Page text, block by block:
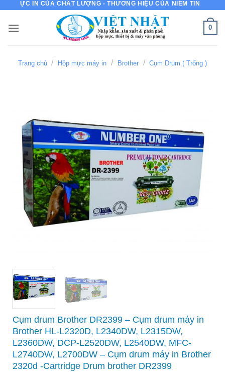
nội
IN CỦA CHẤT LƯỢNG - THƯƠNG HIỆU CỦA NIỀM TIN
0
Trang chủ / Hộp mực máy in / Brother / Cụm Drum ( Trống )
Cụm drum Brother DR2399 – Cụm drum máy in
Brother HL-L2320D, L2340DW, L2315DW,
L2360DW, DCP-L2520DW, L2540DW, MFC-
L2740DW, L2700DW – Cụm drum máy in Brother
2320d -Cartridge Drum brother DR2399